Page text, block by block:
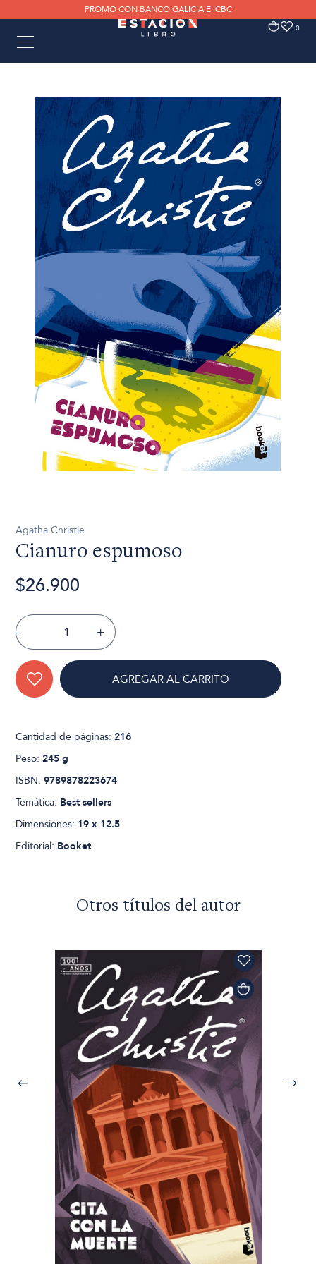
PROMO CON BANCO GALICIA E ICBC
0 0
Agatha Christie
Cianuro espumoso
$26.900
- +
AGREGAR AL CARRITO
Cantidad de páginas:216
Peso:245 g
ISBN:9789878223674
Temática: Best sellers
Dimensiones: 19 x 12.5
Editorial: Booket
Otros títulos del autor